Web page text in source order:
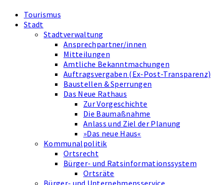
Tourismus
Stadt
Stadtverwaltung
Ansprechpartner/innen
Mitteilungen
Amtliche Bekanntmachungen
Auftragsvergaben (Ex-Post-Transparenz)
Baustellen & Sperrungen
Das Neue Rathaus
Zur Vorgeschichte
Die Baumaßnahme
Anlass und Ziel der Planung
»Das neue Haus«
Kommunalpolitik
Ortsrecht
Bürger- und Ratsinformationssystem
Ortsräte
Bürger- und Unternehmensservice